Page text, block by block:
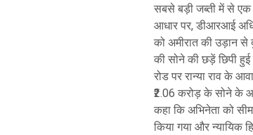
सबसे बड़ी जब्ती में से एक
आधार पर, डीआरआई
को अमीरात की उड़ान
की सोने की छड़ें छिपी
रोड पर रान्या राव के
₹2.06 करोड़ के सोने के
कहा कि अभिनेता को
किया गया और न्यायिक